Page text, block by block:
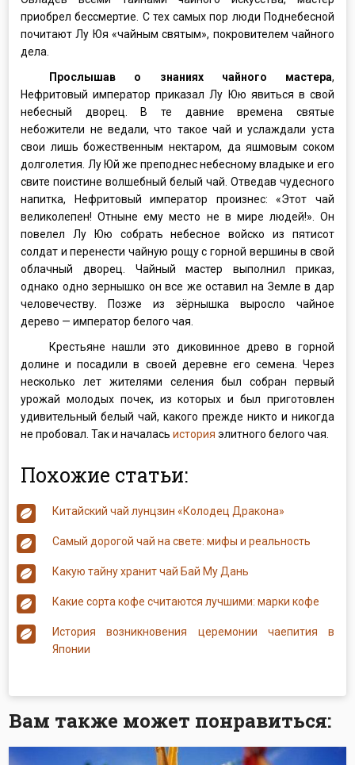
приобрел бессмертие. С тех самых пор люди Поднебесной
почитают Лу Юя «чайным святым», покровителем чайного
дела.
Прослышав о знаниях чайного мастера,
Нефритовый император приказал Лу Юю явиться в свой
небесный дворец. В те давние времена святые
небожители не ведали, что такое чай и услаждали уста
свои лишь божественным нектаром, да яшмовым соком
долголетия. Лу Юй же преподнес небесному владыке и его
свите поистине волшебный белый чай. Отведав чудесного
напитка, Нефритовый император произнес: «Этот чай
великолепен! Отныне ему место не в мире людей!». Он
повелел Лу Юю собрать небесное войско из пятисот
солдат и перенести чайную рощу с горной вершины в свой
облачный дворец. Чайный мастер выполнил приказ,
однако одно зернышко он все же оставил на Земле в дар
человечеству. Позже из зёрнышка выросло чайное
дерево — император белого чая.
Крестьяне нашли это диковинное древо в горной
долине и посадили в своей деревне его семена. Через
несколько лет жителями селения был собран первый
урожай молодых почек, из которых и был приготовлен
удивительный белый чай, какого прежде никто и никогда
не пробовал. Так и началасьистория элитного белого чая.
Похожие статьи:
Китайский чай лунцзин «Колодец Дракона»
Самый дорогой чай на свете: мифы и реальность
Какую тайну хранит чай Бай Му Дань
Какие сорта кофе считаются лучшими: марки кофе
История возникновения церемонии чаепития в
Японии
Вам также может понравиться: